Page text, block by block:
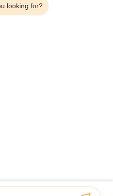
Technology Co., Ltd.. All Rights
looking for?